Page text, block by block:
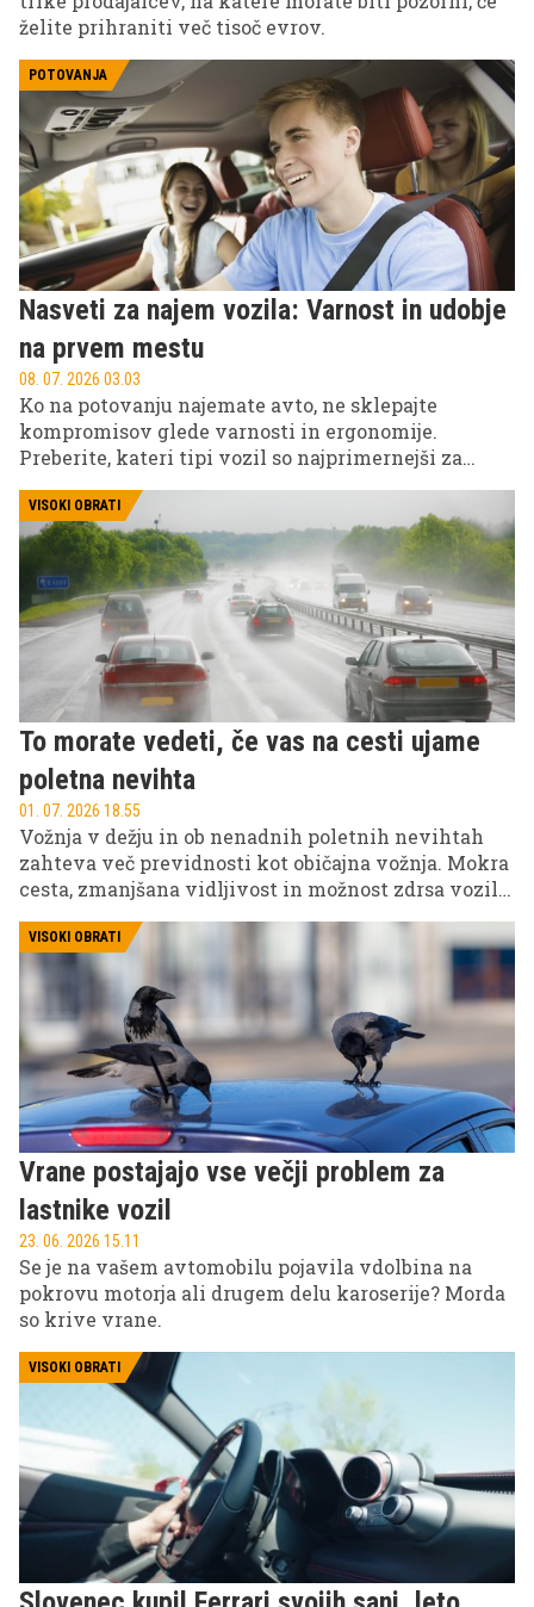
želite prihraniti več tisoč evrov.
POTOVANJA
Nasveti za najem vozila: Varnost in udobje
na prvem mestu
08. 07. 2026 03.03
Ko na potovanju najemate avto, ne sklepajte
kompromisov glede varnosti in ergonomije.
Preberite, kateri tipi vozil so najprimernejši za
različne situacije, od mestne vožnje do dolgih
avtocestnih relacij, ter na kaj morate biti pozorni
pred prevzemom.
VISOKI OBRATI
To morate vedeti, če vas na cesti ujame
poletna nevihta
01. 07. 2026 18.55
Vožnja v dežju in ob nenadnih poletnih nevihtah
zahteva več previdnosti kot običajna vožnja. Mokra
cesta, zmanjšana vidljivost in možnost zdrsa vozila
pomembno, da vozniki vedo, kaj storiti v teh
trenutkih.
VISOKI OBRATI
Vrane postajajo vse večji problem za
lastnike vozil
23. 06. 2026 15.11
Se je na vašem avtomobilu pojavila vdolbina na
pokrovu motorja ali drugem delu karoserije? Morda
so krive vrane.
VISOKI OBRATI